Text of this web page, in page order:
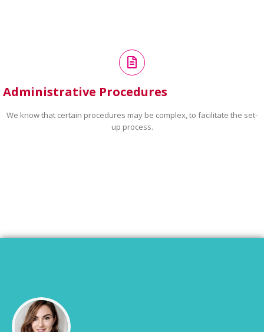
Administrative Procedures
We know that certain procedures may be complex, to facilitate the set-
up process.